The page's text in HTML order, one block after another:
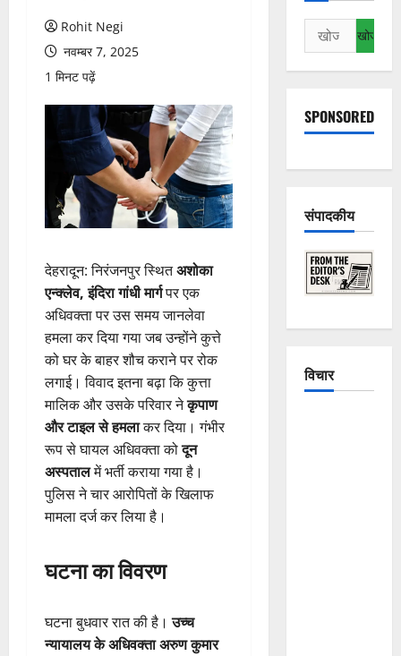
Rohit Negi
नवम्बर 7, 2025
1 मिनट पढ़ें
देहरादून: निरंजनपुर स्थितअशोका
एन्क्लेव, इंदिरा गांधी मार्गपर एक
अधिवक्ता पर उस समय जानलेवा
हमला कर दिया गया जब उन्होंने कुत्ते
को घर के बाहर शौच कराने पर रोक
लगाई। विवाद इतना बढ़ा कि कुत्ता
मालिक और उसके परिवार नेकृपाण
और टाइल से हमलाकर दिया। गंभीर
रूप से घायल अधिवक्ता कोदून
अस्पतालमें भर्ती कराया गया है।
पुलिस ने चार आरोपितों के खिलाफ
मामला दर्ज कर लिया है।
घटना का विवरण
घटना बुधवार रात की है।उच्च
न्यायालय के अधिवक्ता अरुण कुमार
निम्न
को
खोजें:
SPONSORED
संपादकीय
विचार